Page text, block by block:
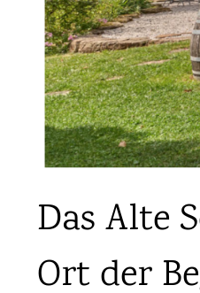
Das Alte
Ort der